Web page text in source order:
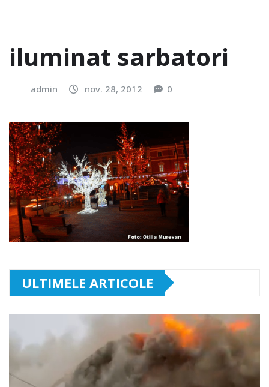
iluminat sarbatori
admin nov. 28, 2012 0
ULTIMELE ARTICOLE